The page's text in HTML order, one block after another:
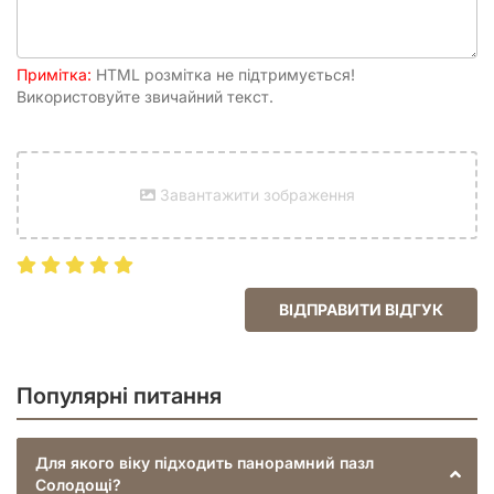
Примітка: HTML розмітка не підтримується!
Використовуйте звичайний текст.
Завантажити зображення
ВІДПРАВИТИ ВІДГУК
Популярні питання
Для якого віку підходить панорамний пазл
Солодощі?